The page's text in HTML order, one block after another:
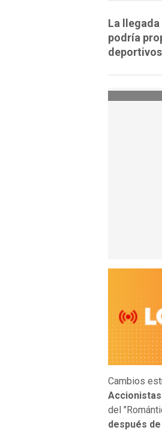
La
podría
deportivos
Cambios
Accionistas
del
después